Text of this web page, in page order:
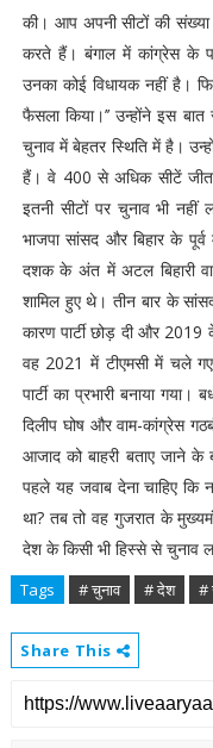
की। आप अपनी सीटों की संख्या
करते हैं। बंगाल में कांग्रेस के
उनका कोई विधायक नहीं है।
फैसला किया।’’ उन्होंने इस
चुनाव में बेहतर स्थिति में है।
हैं। वे 400 से अधिक सीटें
इतनी सीटों पर चुनाव भी नहीं
भाजपा सांसद और बिहार के
दशक के अंत में अटल बिहारी
शामिल हुए थे। तीन बार के
कारण पार्टी छोड़ दी और
वह 2021 में टीएमसी में चले
पार्टी का प्रभारी बनाया
दिलीप घोष और वाम-कांग्रेस
आजाद को बाहरी बताए जाने के
पहले यह जवाब देना चाहिए कि
था? तब तो वह गुजरात के
देश के किसी भी हिस्से से चुनाव
Tags # चुनाव # देश #
Share This